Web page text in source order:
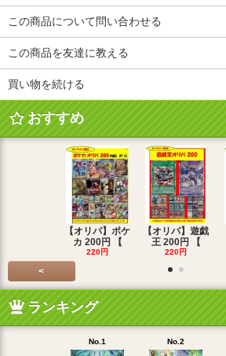
この商品について問い合わせる
この商品を友達に教える
買い物を続ける
おすすめ
【オリパ】ポケ
カ 200円 【
220円
【オリパ】遊戯
王 200円 【
220円
<
ランキング
No.1 No.2